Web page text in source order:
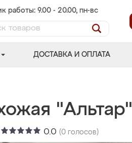
работы: 9.00 - 20.00, пн-вс
ДОСТАВКА И ОПЛАТА
"Альтар"
0.0 (0 голосов)